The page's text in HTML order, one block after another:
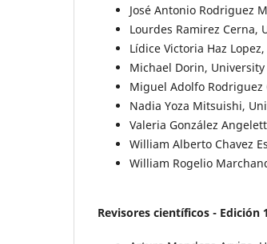
José Antonio Rodriguez
Lourdes Ramirez Cerna,
Lídice Victoria Haz
Michael Dorin,
Miguel Adolfo
Nadia Yoza Mitsuishi,
Valeria González
William Alberto Chavez
William Rogelio
Revisores científicos - Edición